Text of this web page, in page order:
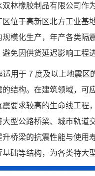
林橡胶制品有限公司作
位于高新区北方工业基
模化生产，年产各类隔
免因供货延迟影响工程
用于 7 度及以上地震区
结构。在建筑领域，可
要求较高的生命线工程
型公路桥梁、城市轨道
桥梁的抗震性能与使用
础等结构，为各类特大